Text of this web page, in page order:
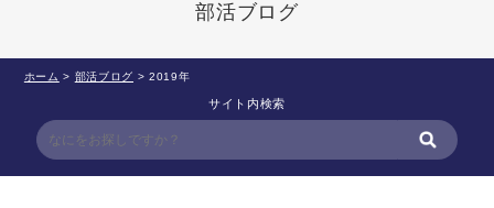
部活ブログ
ホーム > 部活ブログ > 2019年
サイト内検索